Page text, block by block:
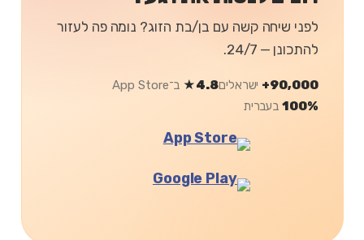
לפני שיחה קשה עם בן/בת הזוג? נומה פה לעזור
להתכונן — 24/7.
90,000+ ישראלים4.8★
ב־App Store
100%בעברית